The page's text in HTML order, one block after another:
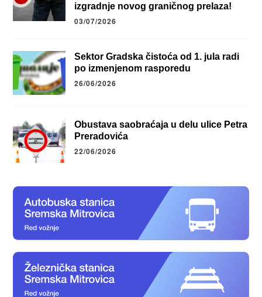
izgradnje novog graničnog prelaza!
03/07/2026
Sektor Gradska čistoća od 1. jula radi
po izmenjenom rasporedu
26/06/2026
Obustava saobraćaja u delu ulice Petra
Preradovića
22/06/2026